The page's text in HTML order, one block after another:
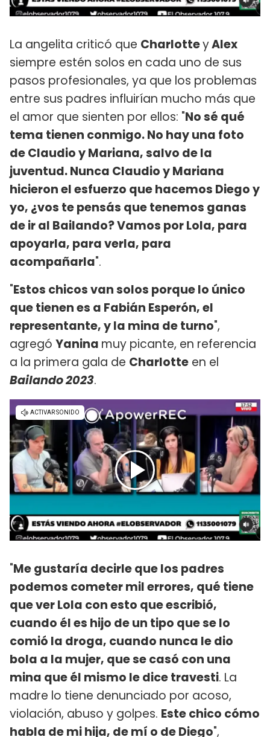
La angelita criticó que CharlotteyAlex
siempre estén solos en cada uno de sus
pasos profesionales, ya que los problemas
entre sus padres influirían mucho más que
el amor que sienten por ellos: "No sé qué
tema tienen conmigo. No hay una foto
de Claudio y Mariana, salvo de la
juventud. Nunca Claudio y Mariana
hicieron el esfuerzo que hacemos Diego y
yo, ¿vos te pensás que tenemos ganas
de ir al Bailando? Vamos por Lola, para
apoyarla, para verla, para
acompañarla".
"Estos chicos van solos porque lo único
que tienen es a Fabián Esperón, el
representante, y la mina de turno",
agregó Yanina muy picante, en referencia
a la primera gala de Charlotte en el
Bailando 2023.
"Me gustaría decirle que los padres
podemos cometer mil errores, qué tiene
que ver Lola con esto que escribió,
cuando él es hijo de un tipo que se lo
comió la droga, cuando nunca le dio
bola a la mujer, que se casó con una
mina que él mismo le dice travesti. La
madre lo tiene denunciado por acoso,
violación, abuso y golpes. Este chico cómo
habla de mi hija, de mí o de Diego",